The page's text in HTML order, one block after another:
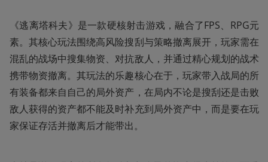
《逃离塔科夫》是一款硬核射击游戏，融合了FPS、RPG元
素。其核心玩法围绕高风险搜刮与策略撤离展开，玩家需在
混乱的战场中搜集物资、对抗敌人，并通过精心规划的战术
携带物资撤离。其玩法的乐趣核心在于，玩家带入战局的所
有装备都来自自己的局外资产，在局内不论是搜刮还是击败
敌人获得的资产都不能及时补充到局外资产中，而是要在玩
家保证存活并撤离后才能带出。